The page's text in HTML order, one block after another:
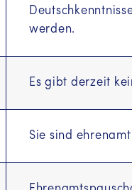
werden.
Es gibt derzeit
Sie sind